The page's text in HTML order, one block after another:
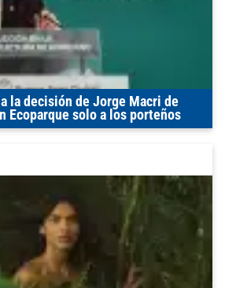
la decisión de Jorge Macri de
Ecoparque solo a los porteños